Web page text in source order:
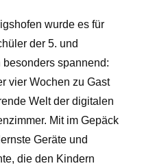
wurde es für
der 5. und
spannend:
vier Wochen zu Gast
Welt der digitalen
Mit im Gepäck
Geräte und
die den Kindern